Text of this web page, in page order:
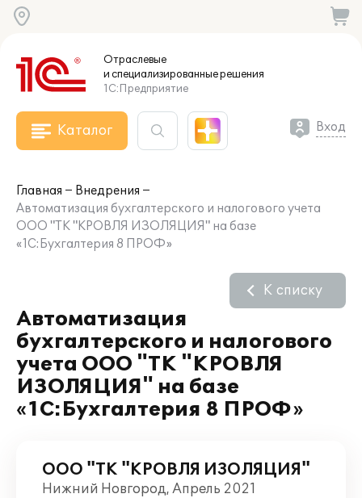
Отраслевые
и специализированныерешения
1С:Предприятие
Каталог Вход
Главная
Внедрения
Автоматизация бухгалтерского и налогового учета
ООО "ТК "КРОВЛЯ ИЗОЛЯЦИЯ" на базе
«1С:Бухгалтерия 8 ПРОФ»
Автоматизация
бухгалтерского и налогового
учета ООО "ТК "КРОВЛЯ
ИЗОЛЯЦИЯ" на базе
«1С:Бухгалтерия 8 ПРОФ»
К списку
ООО "ТК "КРОВЛЯ ИЗОЛЯЦИЯ"
Нижний Новгород, Апрель 2021